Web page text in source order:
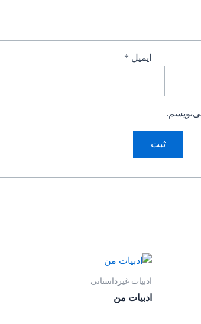
ایمیل *
ادبیات غیرداستانی
ادبیات من